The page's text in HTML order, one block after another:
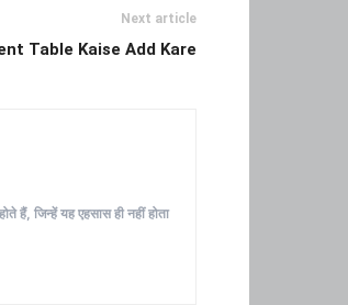
Next article
Table Kaise Add Kare
हैं, जिन्हें यह एहसास ही नहीं होता